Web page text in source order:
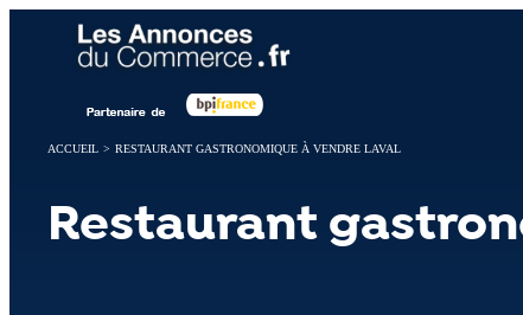
ACCUEIL > RESTAURANT GASTRONOMIQUE À VENDRE LAVAL
Restaurant
Panneau de gestion des cookies